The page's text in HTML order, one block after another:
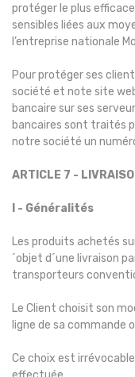
protéger le plus
sensibles liées aux
l’entreprise nationale
Pour protéger ses
société et note site
bancaire sur ses
bancaires sont traités
notre société un
ARTICLE 7 -
I - Généralités
Les produits achetés
´objet d´une livraison
transporteurs
Le Client choisit son
ligne de sa commande
Ce choix est